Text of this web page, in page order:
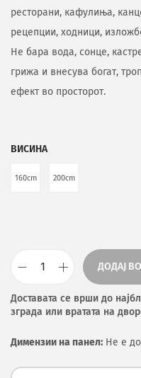
ресторани, кафулиња,
рецепции, ходници,
Не бара вода, сонце,
грижа и внесува богат,
ефект во просторот.
ВИСИНА
160cm 200cm
ДОДАЈ
Доставата се врши до
зграда или вратата на
Димензии на панел: Не е